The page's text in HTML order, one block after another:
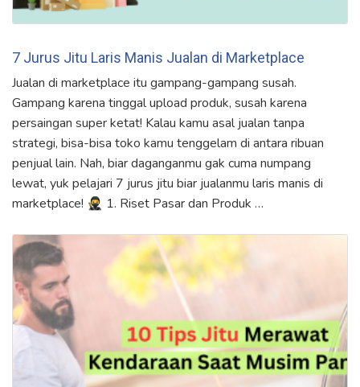
7 Jurus Jitu Laris Manis Jualan di Marketplace
Jualan di marketplace itu gampang-gampang susah.
Gampang karena tinggal upload produk, susah karena
persaingan super ketat! Kalau kamu asal jualan tanpa
strategi, bisa-bisa toko kamu tenggelam di antara ribuan
penjual lain. Nah, biar daganganmu gak cuma numpang
lewat, yuk pelajari 7 jurus jitu biar jualanmu laris manis di
marketplace! 🥷 1. Riset Pasar dan Produk …